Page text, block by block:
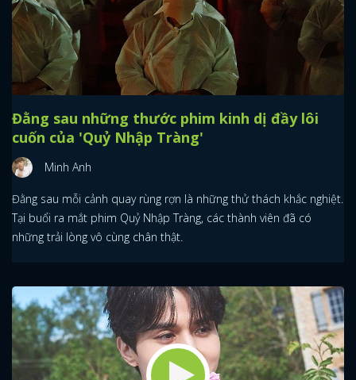
Đằng sau những thước phim kinh dị đầy lôi
cuốn của 'Quỷ Nhập Tràng'
Minh Anh
Đằng sau mỗi cảnh quay rùng rợn là những thử thách khắc nghiệt.
Tại buổi ra mắt phim Quỷ Nhập Tràng, các thành viên đã có
những trải lòng vô cùng chân thật.